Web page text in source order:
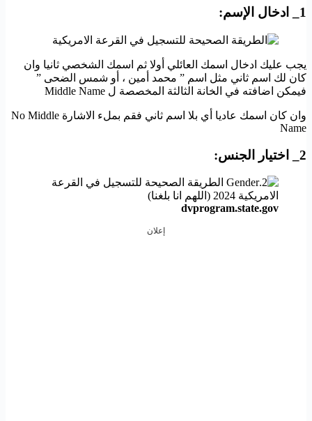
1_ ادخال الإسم:
يجب عليك ادخال اسمك العائلي أولا ثم اسمك الشخصي ثانيا وان
كان لك اسم ثاني مثل اسم ” محمد أمين ، أو شمس الضحى ”
فيمكن اضافته في الخانة الثالثة المخصصة ل Middle Name
وان كان اسمك عاديا أي بلا اسم ثاني فقم بملء الاشارة No Middle
Name
2_ اختيار الجنس:
dvprogram.state.gov
إعلان